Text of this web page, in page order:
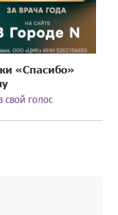
«Спасибо»
свой голос